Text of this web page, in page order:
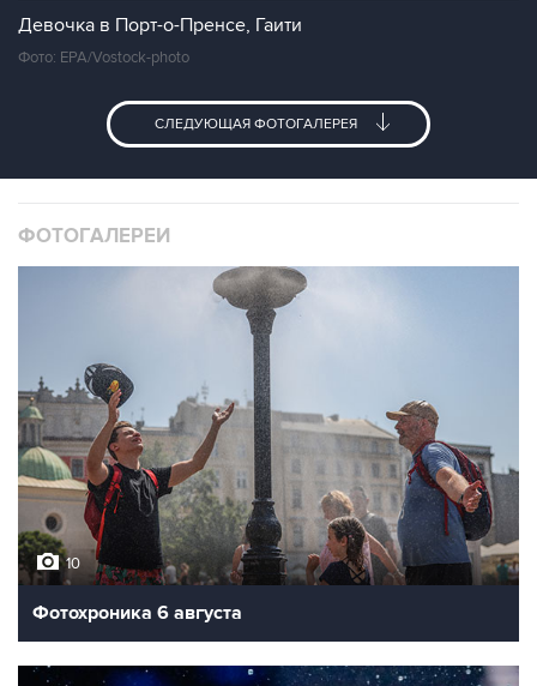
Девочка в Порт-о-Пренсе, Гаити
Фото: EPA/Vostock-photo
СЛЕДУЮЩАЯ ФОТОГАЛЕРЕЯ
ФОТОГАЛЕРЕИ
10
Фотохроника 6 августа